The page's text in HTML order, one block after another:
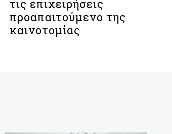
τις επιχειρήσεις
προαπαιτούμενο της
καινοτομίας